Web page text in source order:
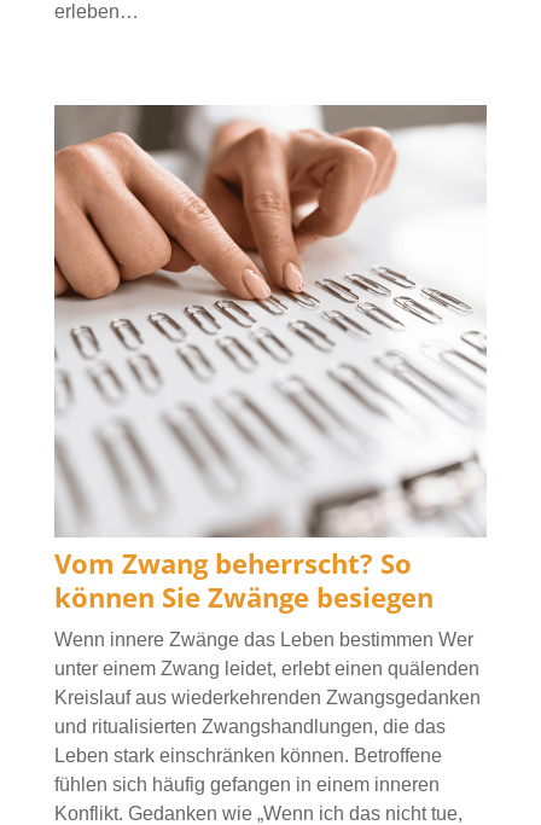
erleben…
Vom Zwang beherrscht? So
können Sie Zwänge besiegen
Wenn innere Zwänge das Leben bestimmen Wer
unter einem Zwang leidet, erlebt einen quälenden
Kreislauf aus wiederkehrenden Zwangsgedanken
und ritualisierten Zwangshandlungen, die das
Leben stark einschränken können. Betroffene
fühlen sich häufig gefangen in einem inneren
Konflikt. Gedanken wie „Wenn ich das nicht tue,